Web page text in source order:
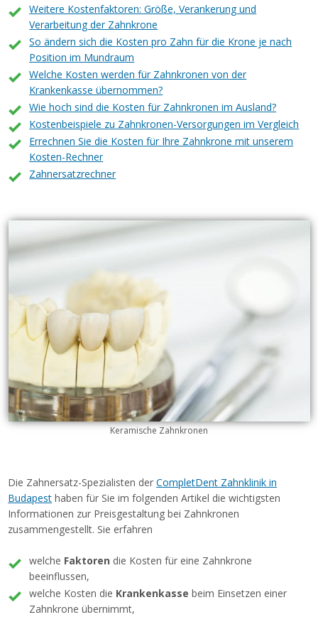
Weitere Kostenfaktoren: Größe, Verankerung und
Verarbeitung der Zahnkrone
So ändern sich die Kosten pro Zahn für die Krone je nach
Position im Mundraum
Welche Kosten werden für Zahnkronen von der
Krankenkasse übernommen?
Wie hoch sind die Kosten für Zahnkronen im Ausland?
Kostenbeispiele zu Zahnkronen-Versorgungen im Vergleich
Errechnen Sie die Kosten für Ihre Zahnkrone mit unserem
Kosten-Rechner
Zahnersatzrechner
Keramische Zahnkronen
Die Zahnersatz-Spezialisten derCompletDent Zahnklinik in
Budapest haben für Sie im folgenden Artikel die wichtigsten
Informationen zur Preisgestaltung bei Zahnkronen
zusammengestellt. Sie erfahren
welche Faktoren die Kosten für eine Zahnkrone
beeinflussen,
welche Kosten die Krankenkasse beim Einsetzen einer
Zahnkrone übernimmt,